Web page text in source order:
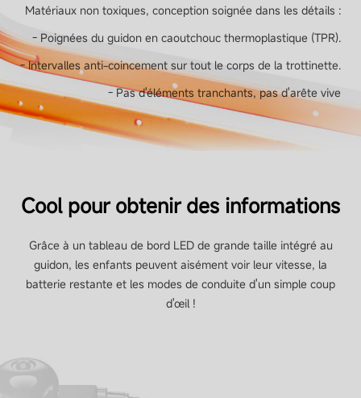
Matériaux non toxiques, conception soignée dans les détails :
- Poignées du guidon en caoutchouc thermoplastique (TPR).
- Intervalles anti-coincement sur tout le corps de la trottinette.
- Pas d'éléments tranchants, pas d'arête vive
Cool pour obtenir des informations
Grâce à un tableau de bord LED de grande taille intégré au
guidon, les enfants peuvent aisément voir leur vitesse, la
batterie restante et les modes de conduite d'un simple coup
d'œil !
Lumières
Lumière d'ambiance RGB
Feux de freinage arrière
Non
Oui, sous le repose-pied
Pneus
Pneus creux (sans entretien)